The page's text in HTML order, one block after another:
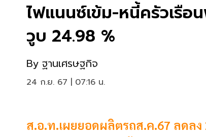
ไฟแนนซ์เข้ม-หนี้ครัวเรื
วูบ 24.98 %
By ฐานเศรษฐกิจ
24 ก.ย. 67 | 07:16 น.
ส.อ.ท.เผยยอดผลิตรถส.ค.67 ลดล